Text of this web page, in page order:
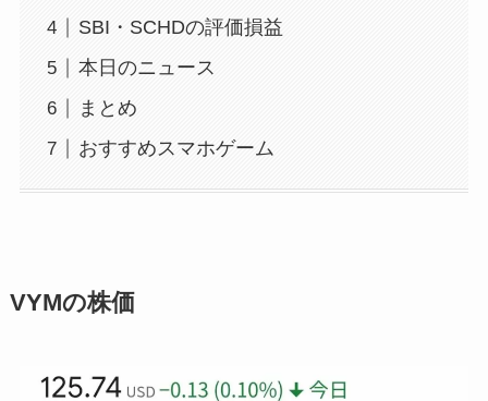
SBI・SCHDの評価損益
本日のニュース
まとめ
おすすめスマホゲーム
VYMの株価